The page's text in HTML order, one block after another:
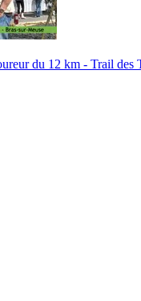
du 12 km - Trail des